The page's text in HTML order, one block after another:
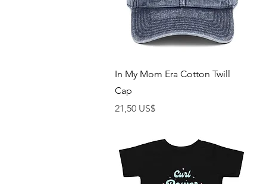
Vista rápida
In My Mom Era Cotton Twill
Cap
Precio
21,50 US$